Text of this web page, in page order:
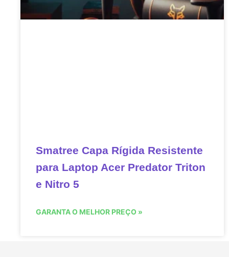
Smatree Capa Rígida Resistente
para Laptop Acer Predator Triton
e Nitro 5
GARANTA O MELHOR PREÇO »